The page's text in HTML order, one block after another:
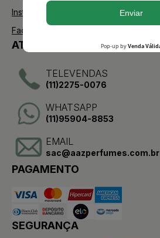
Instagram
Facebook
ATENDIMENTO
TELEVENDAS
(11)2275-0076
WHATSAPP
(11)95904-8853
EMAIL
sac@aazperfumes.com.br
PAGAMENTO
SEGURANÇA